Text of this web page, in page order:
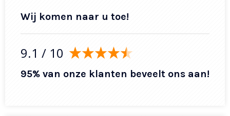
Wij komen naar u toe!
9.1 / 10
95% van onze klanten beveelt ons aan!